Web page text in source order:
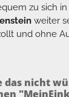
zu sich
weiter
und ohne
das nicht